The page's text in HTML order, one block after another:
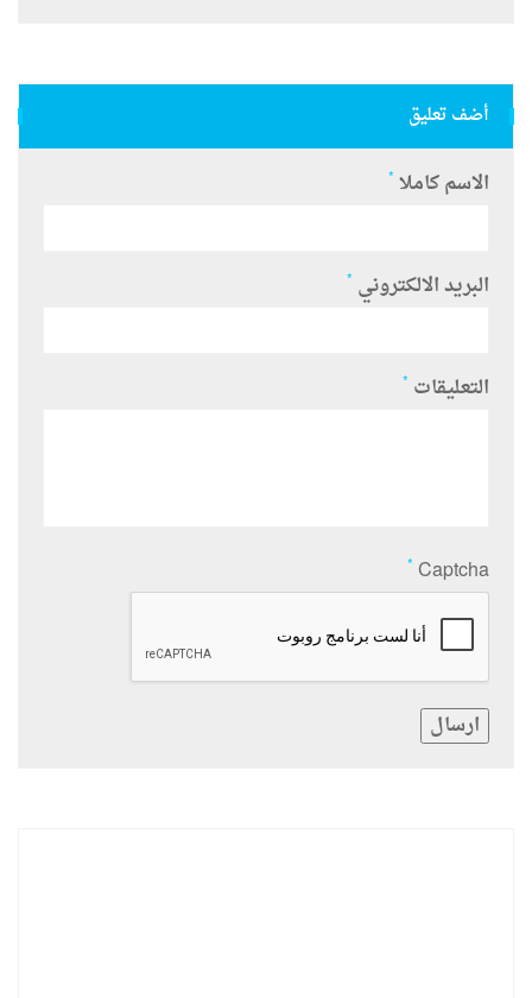
أضف تعليق
الاسم كاملا *
البريد الالكتروني *
التعليقات *
Captcha
*
ارسال